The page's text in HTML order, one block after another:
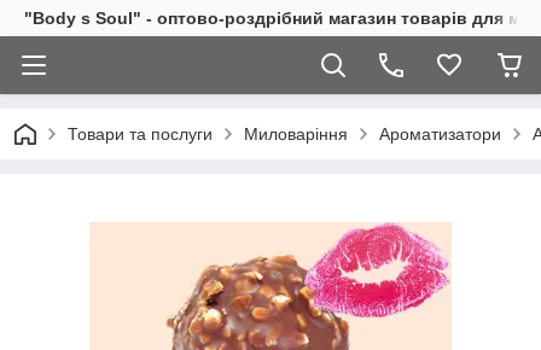
"Body s Soul" - оптово-роздрібний магазин товарів для
Товари та послуги Миловаріння Ароматизатори